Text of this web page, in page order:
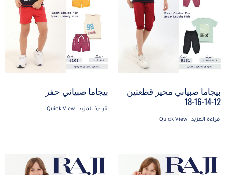
بيجاما صبياني محير قطعتين
12-14-16-18
قراءة المزيد Quick View
بيجاما صبياني حفر
قراءة المزيد Quick View